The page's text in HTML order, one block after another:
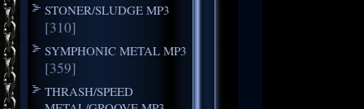
STONER/SLUDGE MP3
[310]
SYMPHONIC METAL MP3
[359]
THRASH/SPEED